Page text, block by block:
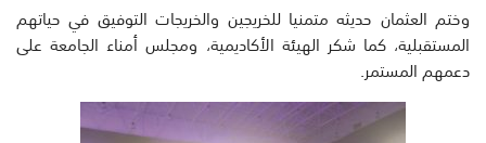
وختم العثمان حديثه متمنيا للخريجين والخريجات التوفيق في حياتهم
المستقبلية، كما شكر الهيئة الأكاديمية، ومجلس أمناء الجامعة على
دعمهم المستمر.